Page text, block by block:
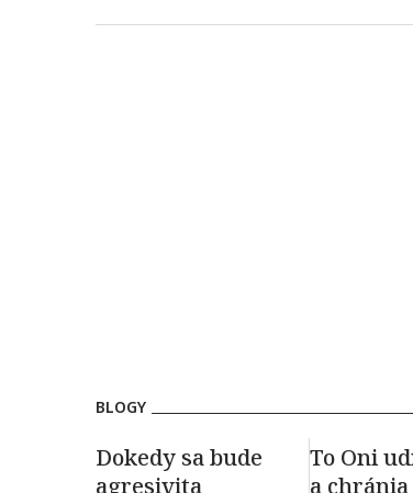
BLOGY